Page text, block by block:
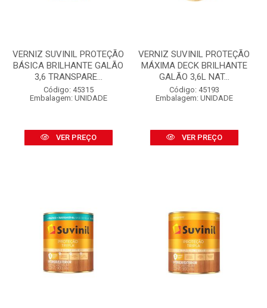
VERNIZ SUVINIL PROTEÇÃO
BÁSICA BRILHANTE GALÃO
3,6 TRANSPARE...
Código: 45315
Embalagem: UNIDADE
VER PREÇO
VERNIZ SUVINIL PROTEÇÃO
MÁXIMA DECK BRILHANTE
GALÃO 3,6L NAT...
Código: 45193
Embalagem: UNIDADE
VER PREÇO